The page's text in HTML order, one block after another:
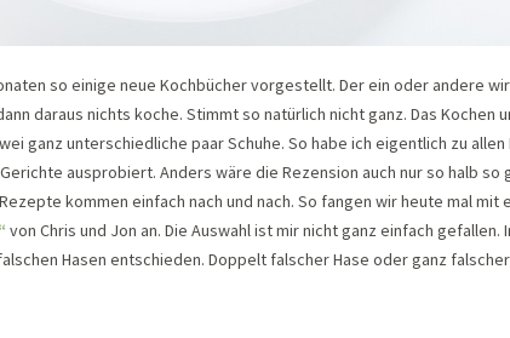
so einige neue Kochbücher vorgestellt. Der ein oder andere
daraus nichts koche. Stimmt so natürlich nicht ganz. Das Kochen
ganz unterschiedliche paar Schuhe. So habe ich eigentlich zu allen
ausprobiert. Anders wäre die Rezension auch nur so halb so
kommen einfach nach und nach. So fangen wir heute mal mit
von Chris und Jon an. Die Auswahl ist mir nicht ganz einfach gefallen.
Hasen entschieden. Doppelt falscher Hase oder ganz